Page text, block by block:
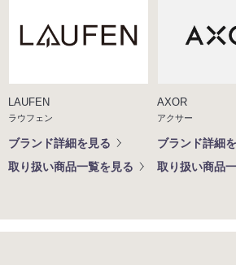
LAUFEN
ラウフェン
ブランド詳細を見る
取り扱い商品一覧を見る
AXOR
アクサー
ブランド詳細
取り扱い商品